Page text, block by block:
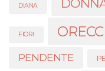
DIANA
FIORI
PENDENTE